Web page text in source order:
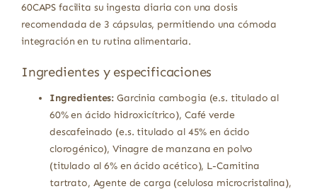
60CAPS facilita su ingesta diaria con una dosis
recomendada de 3 cápsulas, permitiendo una cómoda
integración en tu rutina alimentaria.
Ingredientes y especificaciones
Ingredientes: Garcinia cambogia (e.s. titulado al
60% en ácido hidroxicítrico), Café verde
descafeinado (e.s. titulado al 45% en ácido
clorogénico), Vinagre de manzana en polvo
(titulado al 6% en ácido acético), L-Carnitina
tartrato, Agente de carga (celulosa microcristalina),